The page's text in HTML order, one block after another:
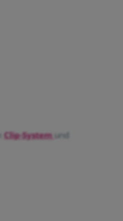
Clip-System und